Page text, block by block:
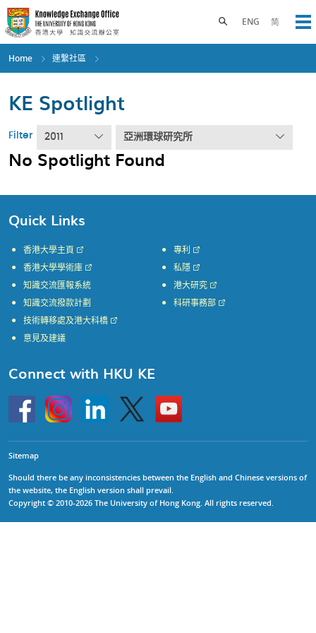
Skip
to
main
content
ENG 简
Toggle search panel
Home 連繫社區
KE Spotlight
Filter 2011 亞洲環球研究所
No Spotlight Found
Quick Links
香港大學主頁
香港大學學術庫
知識交流匯報系統
知識交流撥款計劃
專利
私隱
港大研究
科研事務部
技術轉移處及港大科橋
意見及建議
Connect with HKU KE
HKU
InstagramLinkedin Twitter
Go
to
HKU
Sitemap
Should there be any inconsistencies between the English and Chinese versions of
the website, the English version shall prevail.
Copyright © 2010-2026 The University of Hong Kong. All rights reserved.